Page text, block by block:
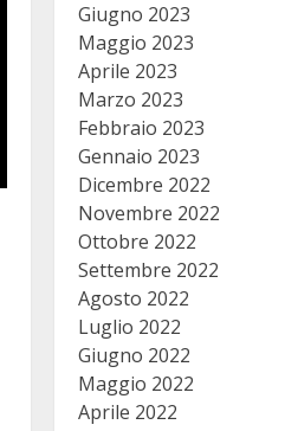
Giugno 2023
Maggio 2023
Aprile 2023
Marzo 2023
Febbraio 2023
Gennaio 2023
Dicembre 2022
Novembre 2022
Ottobre 2022
Settembre 2022
Agosto 2022
Luglio 2022
Giugno 2022
Maggio 2022
Aprile 2022